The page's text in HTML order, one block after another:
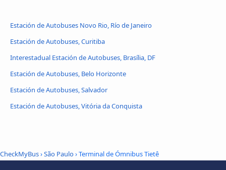
Estación de Autobuses Novo Rio, Río de Janeiro
Estación de Autobuses, Curitiba
Interestadual Estación de Autobuses, Brasília, DF
Estación de Autobuses, Belo Horizonte
Estación de Autobuses, Salvador
Estación de Autobuses, Vitória da Conquista
CheckMyBus›São Paulo› Terminal de Ómnibus Tietê